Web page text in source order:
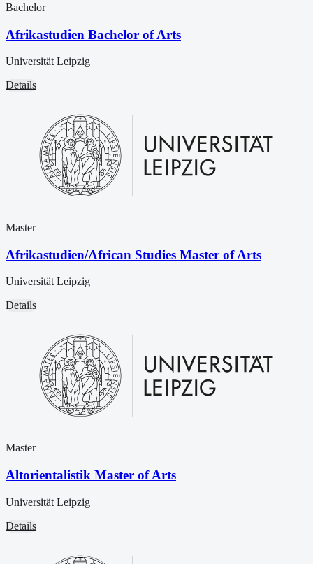
Bachelor
Afrikastudien Bachelor of Arts
Universität Leipzig
Details
Master
Afrikastudien/African Studies Master of Arts
Universität Leipzig
Details
Master
Altorientalistik Master of Arts
Universität Leipzig
Details